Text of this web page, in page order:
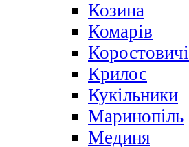
Козина
Комарів
Коростовичі
Крилос
Кукільники
Маринопіль
Мединя